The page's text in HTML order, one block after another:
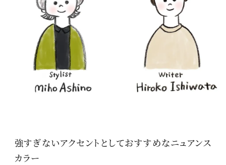
強すぎないアクセントとしておすすめなニュアンス
カラー